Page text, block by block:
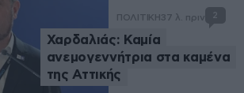
ΠΟΛΙΤΙΚΗ37 λ. πριν 2
Χαρδαλιάς: Καμία
ανεμογεννήτρια στα καμένα
της Αττικής